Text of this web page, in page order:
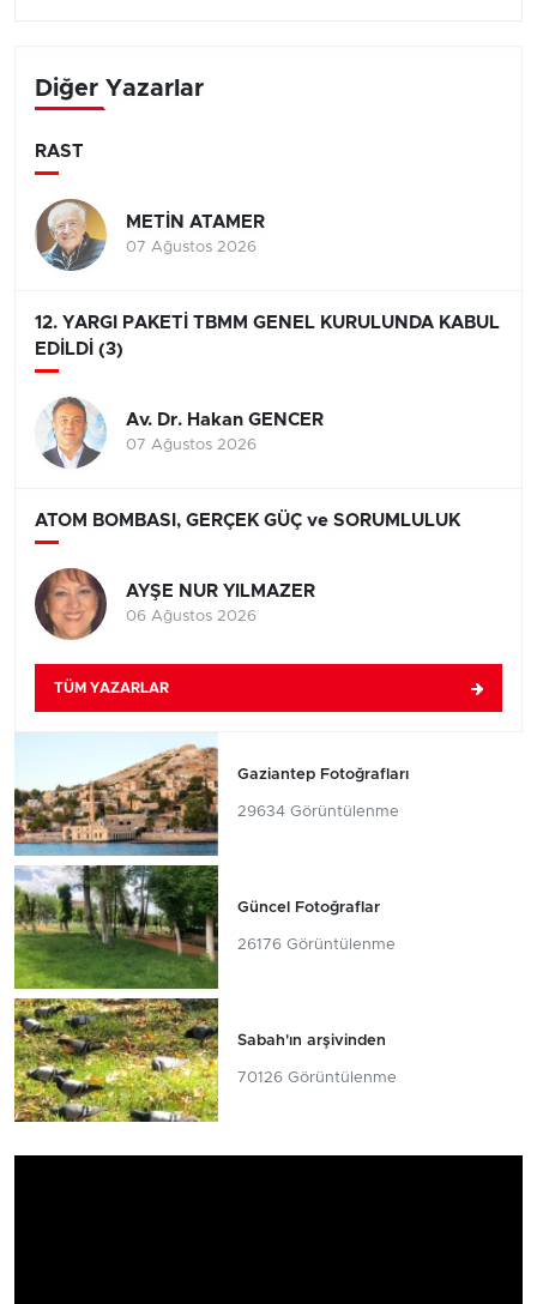
Diğer Yazarlar
RAST
METİN ATAMER
07 Ağustos 2026
12. YARGI PAKETİ TBMM GENEL KURULUNDA KABUL
EDİLDİ (3)
Av. Dr. Hakan GENCER
07 Ağustos 2026
ATOM BOMBASI, GERÇEK GÜÇ ve SORUMLULUK
AYŞE NUR YILMAZER
06 Ağustos 2026
TÜM YAZARLAR
Gaziantep Fotoğrafları
29634 Görüntülenme
Güncel Fotoğraflar
26176 Görüntülenme
Sabah'ın arşivinden
70126 Görüntülenme